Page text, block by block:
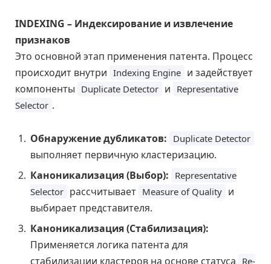
INDEXING – Индексирование и извлечение
признаков
Это основной этап применения патента. Процесс
происходит внутри Indexing Engine и задействует
компоненты Duplicate Detector и Representative
Selector .
Обнаружение дубликатов: Duplicate Detector
выполняет первичную кластеризацию.
Каноникализация (Выбор): Representative
Selector рассчитывает Measure of Quality и
выбирает представителя.
Каноникализация (Стабилизация):
Применяется логика патента для
стабилизации кластеров на основе статуса Re-